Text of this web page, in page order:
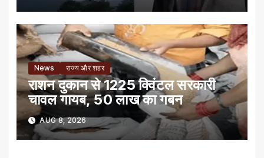
News राज्य और शहर
राशन दुकान से 1225 क्विंटल सरकारी
चावल गायब, 50 लाख का गबन
AUG 8, 2026